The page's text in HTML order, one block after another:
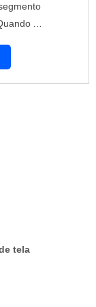
o
Telas
E
de
tela